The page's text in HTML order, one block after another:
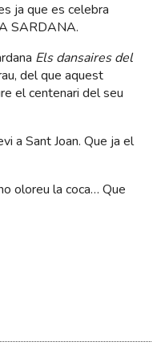
ja que es celebra
SARDANA.
Els dansaires del
del que aquest
el centenari del seu
a Sant Joan. Que ja el
oloreu la coca… Que